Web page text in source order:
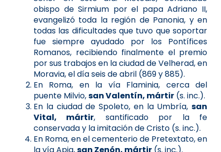
obispo de Sirmium por el papa Adriano II,
evangelizó toda la región de Panonia, y en
todas las dificultades que tuvo que soportar
fue siempre ayudado por los Pontífices
Romanos, recibiendo finalmente el premio
por sus trabajos en la ciudad de Velherad, en
Moravia, el día seis de abril (869 y 885).
En Roma, en la vía Flaminia, cerca del
puente Milvio,san Valentín, mártir (s. inc.).
En la ciudad de Spoleto, en la Umbría, san
Vital, mártir, santificado por la fe
conservada y la imitación de Cristo (s. inc.).
En Roma, en el cementerio de Pretextato, en